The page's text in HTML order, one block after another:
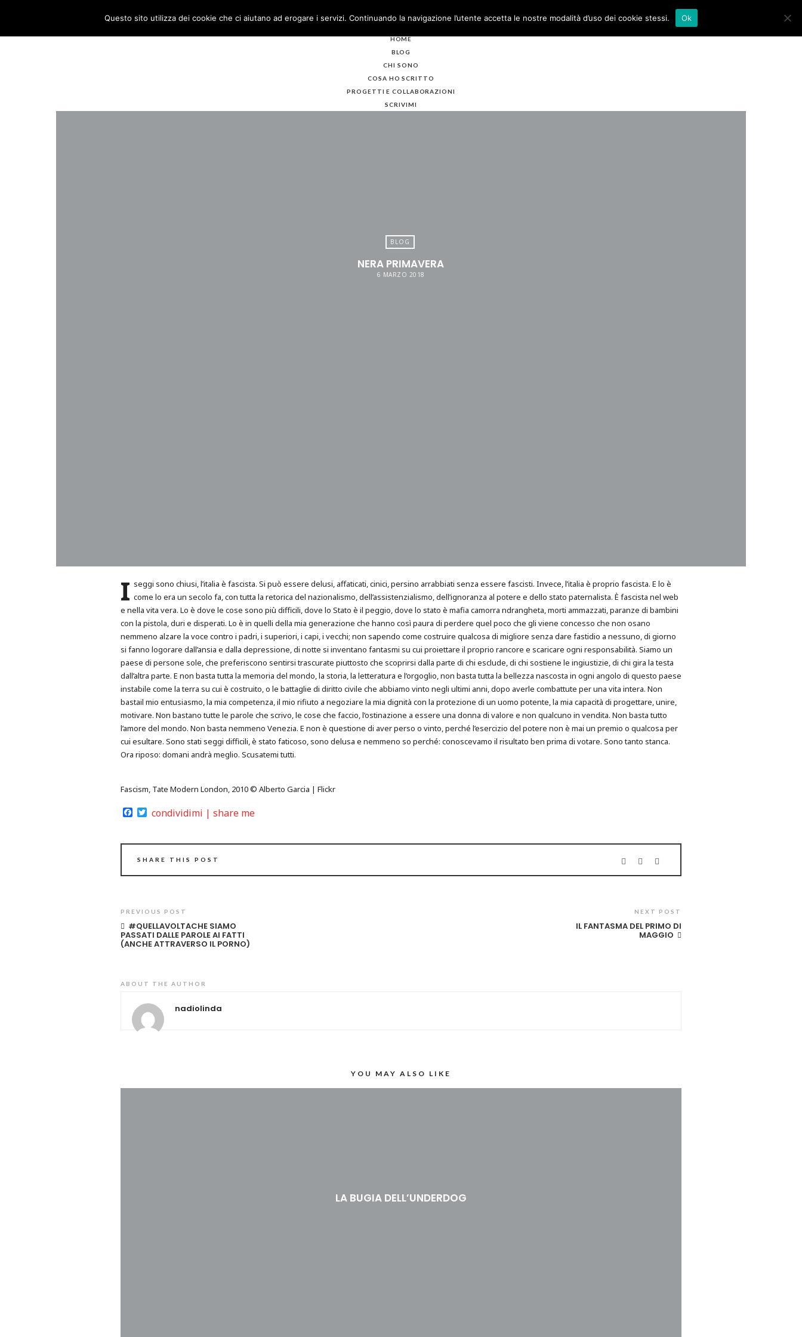
nadiolinda
HOME
BLOG
CHI SONO
COSA HO SCRITTO
PROGETTI E COLLABORAZIONI
SCRIVIMI
BLOG
NERA PRIMAVERA
6 MARZO 2018
I seggi sono chiusi, l’italia è fascista. Si può essere delusi, affaticati, cinici, persino arrabbiati senza essere fascisti. Invece, l’italia è proprio fascista. E lo è
come lo era un secolo fa,con tutta la retorica del nazionalismo, dell’assistenzialismo, dell’ignoranza al potere e dello stato paternalista. È fascista nel web
e nella vita vera. Lo è dove le cose sono più difficili, dove lo Stato è il peggio, dove lo stato è mafia camorra ndrangheta, morti ammazzati, paranze di bambini
con la pistola, duri e disperati. Lo è in quelli della mia generazione che hanno così paura di perdere quel poco che gli viene concesso che non osano
nemmeno alzare la voce contro i padri, i superiori, i capi, i vecchi; non sapendo come costruire qualcosa di migliore senza dare fastidio a nessuno, di giorno
si fanno logorare dall’ansia e dalla depressione, di notte si inventano fantasmi su cui proiettare il proprio rancore e scaricare ogni responsabilità. Siamo un
paese di persone sole, che preferiscono sentirsi trascurate piuttosto che scoprirsi dalla parte di chi esclude, di chi sostiene le ingiustizie, di chi gira la testa
dall’altra parte. E non basta tutta la memoria del mondo, la storia, la letteratura e l’orgoglio, non basta tutta la bellezza nascosta in ogni angolo di questo paese
instabile come la terra su cui è costruito, o le battaglie di diritto civile che abbiamo vinto negli ultimi anni, dopo averle combattute per una vita intera. Non
bastail mio entusiasmo, la mia competenza, il mio rifiuto a negoziare la mia dignità con la protezione di un uomo potente, la mia capacità di progettare, unire,
motivare. Non bastano tutte le parole che scrivo, le cose che faccio, l’ostinazione a essere una donna di valore e non qualcuno in vendita. Non basta tutto
l’amore del mondo. Non basta nemmeno Venezia. E non è questione di aver perso o vinto, perché l’esercizio del potere non è mai un premio o qualcosa per
cui esultare. Sono stati seggi difficili, è stato faticoso, sono delusa e nemmeno so perché: conoscevamo il risultato ben prima di votare. Sono tanto stanca.
Ora riposo: domani andrà meglio. Scusatemi tutti.
Fascism, Tate Modern London, 2010 © Alberto Garcia | Flickr
Facebook
Twitter
condividimi | share me
SHARE THIS POST
PREVIOUS POST
#QUELLAVOLTACHE SIAMO
PASSATI DALLE PAROLE AI FATTI
(ANCHE ATTRAVERSO IL PORNO)
NEXT POST
IL FANTASMA DEL PRIMO DI
MAGGIO
ABOUT THE AUTHOR
nadiolinda
YOU MAY ALSO LIKE
LA BUGIA DELL’UNDERDOG
Questo sito utilizza dei cookie che ci aiutano ad erogare i servizi. Continuando la navigazione l’utente accetta le nostre modalità d’uso dei cookie stessi. Ok